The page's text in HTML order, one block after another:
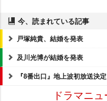
今、読まれている記事
戸塚純貴、結婚を発表
及川光博が結婚を発表
『8番出口』地上波初放送決定
ドラマニ